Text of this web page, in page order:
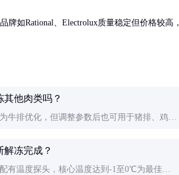
牌如Rational、Electrolux质量稳定但价格较高
其他肉类吗？
牛排优化，但调整参数后也可用于猪排、鸡胸
解冻完成？
有温度探头，核心温度达到-1至0℃为最佳。